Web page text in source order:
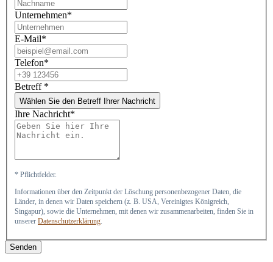
Unternehmen*
E-Mail*
Telefon*
Betreff *
Wählen Sie den Betreff Ihrer Nachricht
Ihre Nachricht*
* Pflichtfelder.
Informationen über den Zeitpunkt der Löschung personenbezogener Daten, die
Länder, in denen wir Daten speichern (z. B. USA, Vereinigtes Königreich,
Singapur), sowie die Unternehmen, mit denen wir zusammenarbeiten, finden Sie in
unserer Datenschutzerklärung.
Senden